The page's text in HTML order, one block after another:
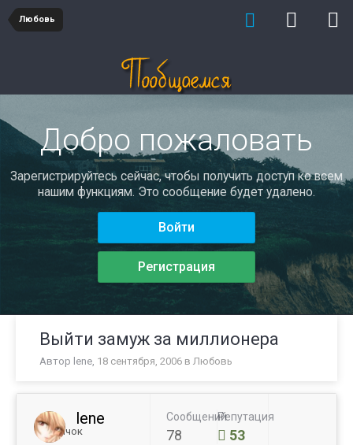
Любовь
Добро пожаловать
Зарегистрируйтесь сейчас, чтобы получить доступ ко всем
нашим функциям. Это сообщение будет удалено.
Войти
Регистрация
Выйти замуж за миллионера
Автор lene, 18 сентября, 2006 в Любовь
lene
Новичок
Сообщений
78
Репутация
53